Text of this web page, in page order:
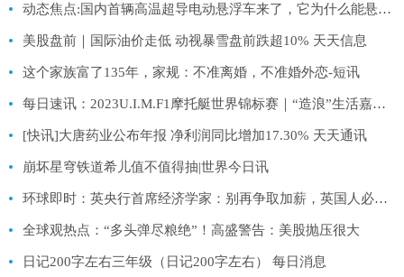
动态焦点:国内首辆高温超导电动悬浮车来了，它为什么能悬浮？
美股盘前｜国际油价走低 动视暴雪盘前跌超10% 天天信息
这个家族富了135年，家规：不准离婚，不准婚外恋-短讯
每日速讯：2023U.I.M.F1摩托艇世界锦标赛｜“造浪”生活嘉年华中的RCEP国家特色展区是个啥？
[快讯]大唐药业公布年报 净利润同比增加17.30% 天天通讯
崩坏星穹铁道希儿值不值得抽|世界今日讯
环球即时：英央行首席经济学家：别再争取加薪，英国人必须接受“更穷”的事实
全球观热点：“多头弹尽粮绝”！高盛警告：美股抛压很大
日记200字左右三年级（日记200字左右） 每日消息